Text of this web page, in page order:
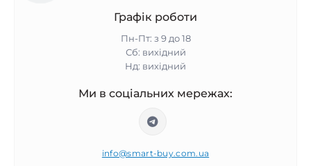
Графік роботи
Пн-Пт: з 9 до 18
Сб: вихідний
Нд: вихідний
Ми в соціальних мережах:
info@smart-buy.com.ua